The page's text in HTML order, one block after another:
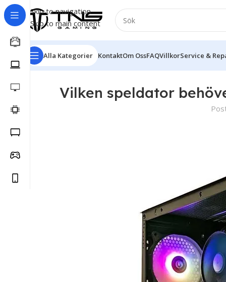
Skip to navigation
Skip to main content
Alla Kategorier KontaktOm OssFAQVillkorService &
Vilken speldator